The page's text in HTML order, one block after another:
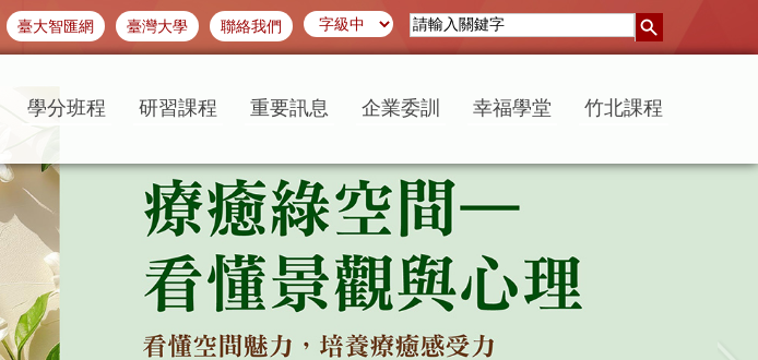
臺大智匯網 臺灣大學 聯絡我們
學分班程 研習課程 重要訊息 企業委訓 幸福學堂 竹北課程